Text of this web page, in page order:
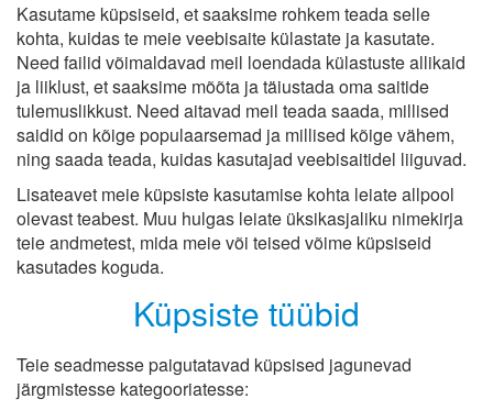
Kasutame küpsiseid, et saaksime rohkem teada selle
kohta, kuidas te meie veebisaite külastate ja kasutate.
Need failid võimaldavad meil loendada külastuste allikaid
ja liiklust, et saaksime mõõta ja täiustada oma saitide
tulemuslikkust. Need aitavad meil teada saada, millised
saidid on kõige populaarsemad ja millised kõige vähem,
ning saada teada, kuidas kasutajad veebisaitidel liiguvad.
Lisateavet meie küpsiste kasutamise kohta leiate allpool
olevast teabest. Muu hulgas leiate üksikasjaliku nimekirja
teie andmetest, mida meie või teised võime küpsiseid
kasutades koguda.
Küpsiste tüübid
Teie seadmesse paigutatavad küpsised jagunevad
järgmistesse kategooriatesse: